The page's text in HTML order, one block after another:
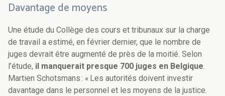
Davantage de moyens
Une étude du Collège des cours et tribunaux sur la charge
de travail a estimé, en février dernier, que le nombre de
juges devrait être augmenté de près de la moitié. Selon
l’étude, il manquerait presque 700 juges en Belgique.
Martien Schotsmans : « Les autorités doivent investir
davantage dans le personnel et les moyens de la justice.